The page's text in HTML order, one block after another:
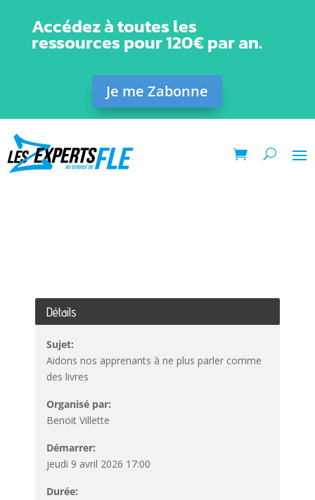
Accédez à toutes les
ressources pour 120€ par an.
Je me Zabonne
Détails
Sujet:
Aidons nos apprenants à ne plus parler comme
des livres
Organisé par:
Benoit Villette
Démarrer:
jeudi 9 avril 2026 17:00
Durée: